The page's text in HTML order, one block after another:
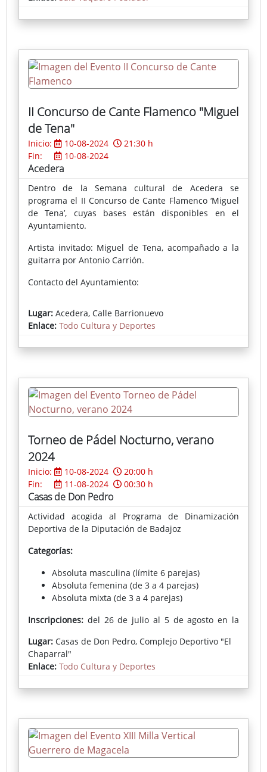
personalidades del mundo del arte, cuyo presidente
es el catedrático emérito de la Universidad
veredicto que dio por ganadoras del Premio a dos
mujeres, con las obras Figura y gorrión, de la
madrileña Laura Ríos, y Nighthawks, de la sevillana
María Luisa Beneytez.
II Concurso de Cante Flamenco "Miguel
de Tena"
Inicio: 10-08-2024
21:30 h
Fin:
10-08-2024
Acedera
Dentro de la Semana cultural de Acedera se
programa el II Concurso de Cante Flamenco ‘Miguel
de Tena’, cuyas bases están disponibles en el
Ayuntamiento.
Artista invitado: Miguel de Tena, acompañado a la
guitarra por Antonio Carrión.
Contacto del Ayuntamiento:
924825053
Lugar: Acedera, Calle Barrionuevo
Enlace: Todo Cultura y Deportes
Torneo de Pádel Nocturno, verano
2024
Inicio: 10-08-2024
20:00 h
Fin:
11-08-2024 00:30 h
Casas de Don Pedro
Actividad acogida al Programa de Dinamización
Deportiva de la Diputación de Badajoz
Categorías:
Absoluta masculina (límite 6 parejas)
Absoluta femenina (de 3 a 4 parejas)
Absoluta mixta (de 3 a 4 parejas)
Inscripciones: del 26 de julio al 5 de agosto en la
Lugar: Casas de Don Pedro, Complejo Deportivo "El
Chaparral"
Enlace: Todo Cultura y Deportes